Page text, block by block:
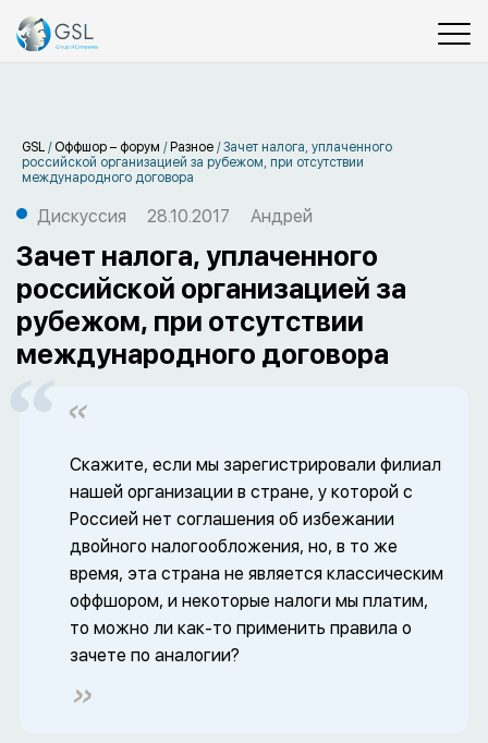
GSL / Оффшор – форум / Разное /Зачет налога, уплаченного
российской организацией за рубежом, при отсутствии
международного договора
Дискуссия 28.10.2017 Андрей
Зачет налога, уплаченного
российской организацией за
рубежом, при отсутствии
международного договора
Скажите, если мы зарегистрировали филиал
нашей организации в стране, у которой с
Россией нет соглашения об избежании
двойного налогообложения, но, в то же
время, эта страна не является классическим
оффшором, и некоторые налоги мы платим,
то можно ли как-то применить правила о
зачете по аналогии?